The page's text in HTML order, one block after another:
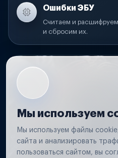
Ошибки ЭБУ
Считаем и
и сбросим их.
Мы используем
Мы используем файлы
сайта и анализировать
пользоваться сайтом, вы